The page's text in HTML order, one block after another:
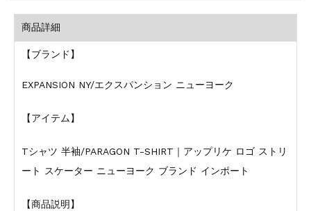
商品詳細
【ブランド】
EXPANSION NY/エクスパンション ニューヨーク
【アイテム】
Tシャツ 半袖/PARAGON T-SHIRT｜アップリケ ロゴ ストリ
ート スケーター ニューヨーク ブランド インポート
【商品説明】